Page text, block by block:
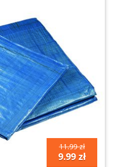
11.99 zł
9.99 zł